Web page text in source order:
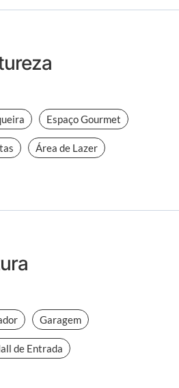
Espaço Gourmet
Área de Lazer
Garagem
de Entrada